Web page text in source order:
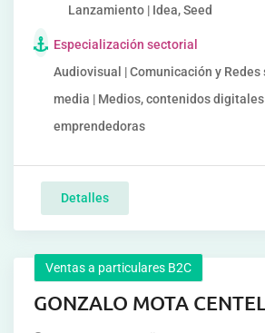
Lanzamiento | Idea, Seed
Especialización sectorial
Audiovisual | Comunicación y Redes
media | Medios, contenidos
emprendedoras
Detalles
Ventas a particulares B2C
GONZALO MOTA